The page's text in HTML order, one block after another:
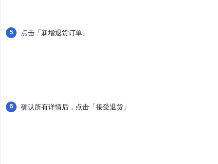
点击「新增退货订单」
确认所有详情后，点击「接受退货」